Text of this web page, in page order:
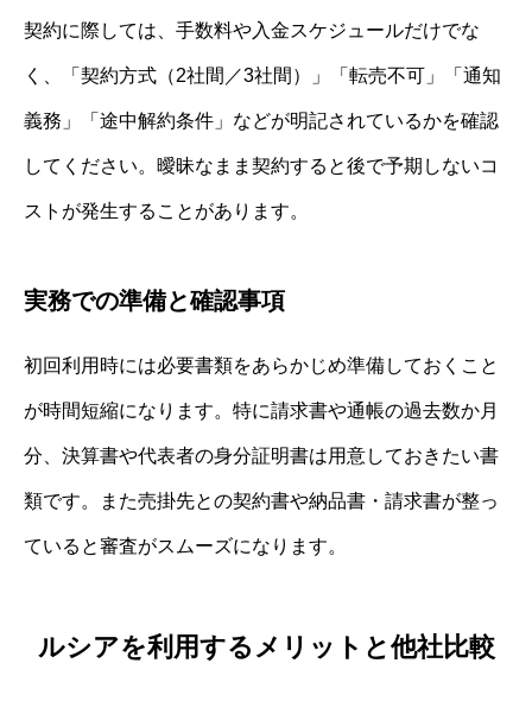
契約に際しては、手数料や入金スケジュールだけでな
く、「契約方式（2社間／3社間）」「転売不可」「通知
義務」「途中解約条件」などが明記されているかを確認
してください。曖昧なまま契約すると後で予期しないコ
ストが発生することがあります。
実務での準備と確認事項
初回利用時には必要書類をあらかじめ準備しておくこと
が時間短縮になります。特に請求書や通帳の過去数か月
分、決算書や代表者の身分証明書は用意しておきたい書
類です。また売掛先との契約書や納品書・請求書が整っ
ていると審査がスムーズになります。
ルシアを利用するメリットと他社比較